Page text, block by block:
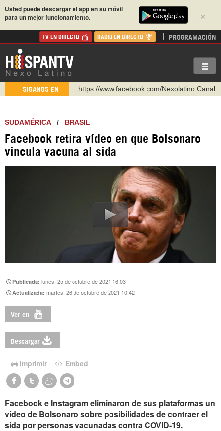
×
Usted puede descargar el app en su móvil
para un mejor funcionamiento.
TV EN DIRECTO RADIO EN DIRECTO PROGRAMACIÓN
SÍGANOS EN
https://www.youtube.com/@nexo_latino
https://t.me/hispantvcanal
https://urmedium.com/c/hispantv
WhatsApp y Viber: +98 921 79 29 404
https://www.facebook.com/Nexolatino.Canal
SUDAMÉRICA/ BRASIL
Facebook retira vídeo en que Bolsonaro
vincula vacuna al sida
Publicada:lunes, 25 de octubre de 2021 16:03
Actualizada:martes, 26 de octubre de 2021 10:42
Ver en
Descargar
Imprimir Embed
Facebook e Instagram eliminaron de sus plataformas un
vídeo de Bolsonaro sobre posibilidades de contraer el
sida por personas vacunadas contra COVID-19.